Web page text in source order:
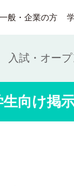
一般・企業の方
入試・オー
生向け掲